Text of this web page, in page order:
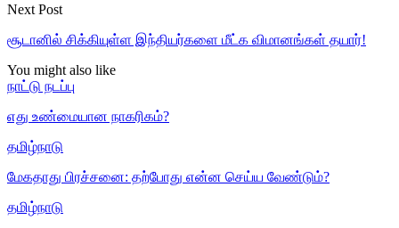
Next Post
சூடானில் சிக்கியுள்ள இந்தியர்களை மீட்க விமானங்கள் தயார்!
You might also like
நாட்டு நடப்பு
எது உண்மையான நாகரிகம்?
தமிழ்நாடு
மேகதாது பிரச்சனை: தற்போது என்ன செய்ய வேண்டும்?
தமிழ்நாடு